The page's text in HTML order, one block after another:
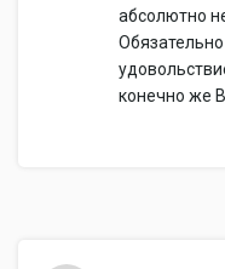
абсолютно
конечно же